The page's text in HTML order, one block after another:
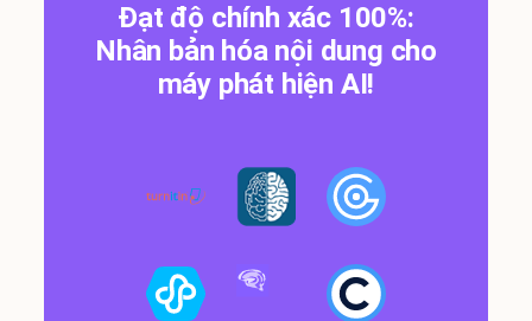
Đạt độ chính xác 100%:
Nhân bản hóa nội dung cho
máy phát hiện AI!